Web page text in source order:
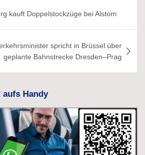
kauft Doppelstockzüge bei Alstom
spricht in Brüssel über
geplante Bahnstrecke Dresden–Prag
Handy